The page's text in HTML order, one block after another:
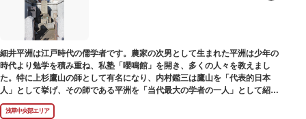
細井平洲は江戸時代の儒学者です。農家の次男として生まれた平洲は少年の
時代より勉学を積み重ね、私塾「嚶鳴館」を開き、多くの人々を教えまし
た。特に上杉鷹山の師として有名になり、内村鑑三は鷹山を「代表的日本
人」として挙げ、その師である平洲を「当代最大の学者の一人」として紹介
しています。お墓は天嶽院（てんがくいん）境内にあります。
浅草中央部エリア